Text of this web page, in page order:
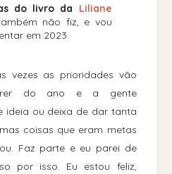
do livro da Liliane
não fiz, e vou
em 2023.
vezes as prioridades vão
do ano e a gente
ideia ou deixa de dar tanta
coisas que eram metas
Faz parte e eu parei de
por isso. Eu estou feliz,